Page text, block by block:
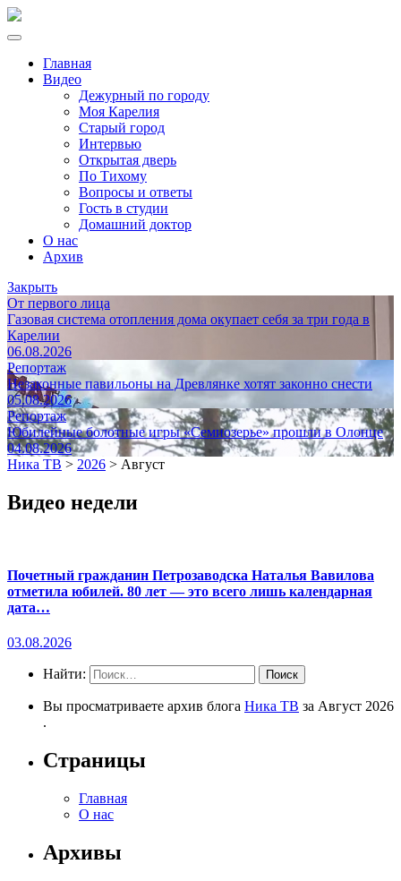
Главная
Видео
Дежурный по городу
Моя Карелия
Старый город
Интервью
Открытая дверь
По Тихому
Вопросы и ответы
Гость в студии
Домашний доктор
О нас
Архив
Закрыть
От первого лица
Газовая система отопления дома окупает себя за три года в
Карелии
06.08.2026
Репортаж
Незаконные павильоны на Древлянке хотят законно снести
05.08.2026
Репортаж
Юбилейные болотные игры «Семиозерье» прошли в Олонце
04.08.2026
Ника ТВ > 2026 > Август
Видео недели
Почетный гражданин Петрозаводска Наталья Вавилова
отметила юбилей. 80 лет — это всего лишь календарная
дата…
03.08.2026
Найти:
Вы просматриваете архив блога Ника ТВ за Август 2026
.
Страницы
Главная
О нас
Архивы